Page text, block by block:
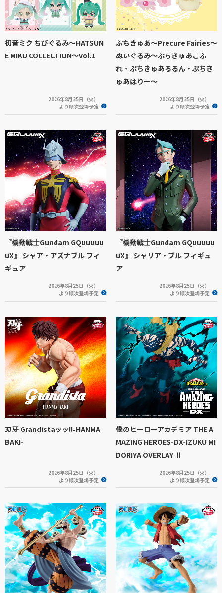
初音ミク ちびぐるみ～HATSUN
E MIKU COLLECTION～vol.1
2026年8月25日（火）
より順次登場予定
ぷちきゅあ～Precure Fairies～
ぬいぐるみ～ぷちきゅあこふ
れ・ぷちきゅあるるん・ぷちき
ゅあはりー～
2026年8月25日（火）
より順次登場予定
『機動戦士Gundam GQuuuuu
uX』 シャア・アズナブル フィ
ギュア
2026年8月25日（火）
より順次登場予定
『機動戦士Gundam GQuuuuu
uX』 シャリア・ブル フィギュ
ア
2026年8月25日（火）
より順次登場予定
刃牙 Grandistaッッ!!-HANMA
BAKI-
2026年8月25日（火）
より順次登場予定
僕のヒーローアカデミア THE A
MAZING HEROES-DX-IZUKU MI
DORIYA OVERLAY Ⅱ
2026年8月25日（火）
より順次登場予定